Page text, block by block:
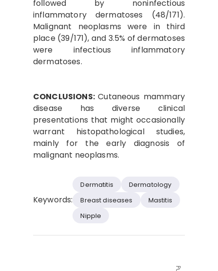
followed by noninfectious
inflammatory dermatoses (48/171).
Malignant neoplasms were in third
place (39/171), and 3.5% of dermatoses
were infectious inflammatory
dermatoses.
CONCLUSIONS:Cutaneous mammary
disease has diverse clinical
presentations that might occasionally
warrant histopathological studies,
mainly for the early diagnosis of
malignant neoplasms.
Keywords:
Dermatitis
Dermatology
Breast diseases
Mastitis
Nipple